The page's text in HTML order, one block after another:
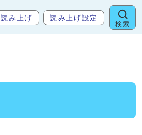
読み上げ 読み上げ設定
検索